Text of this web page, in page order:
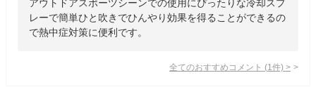
アウトドアスポーツシーンでの使用にぴったりな冷却スプ
レーで簡単ひと吹きでひんやり効果を得ることができるの
で熱中症対策に便利です。
全てのおすすめコメント (1 件) >